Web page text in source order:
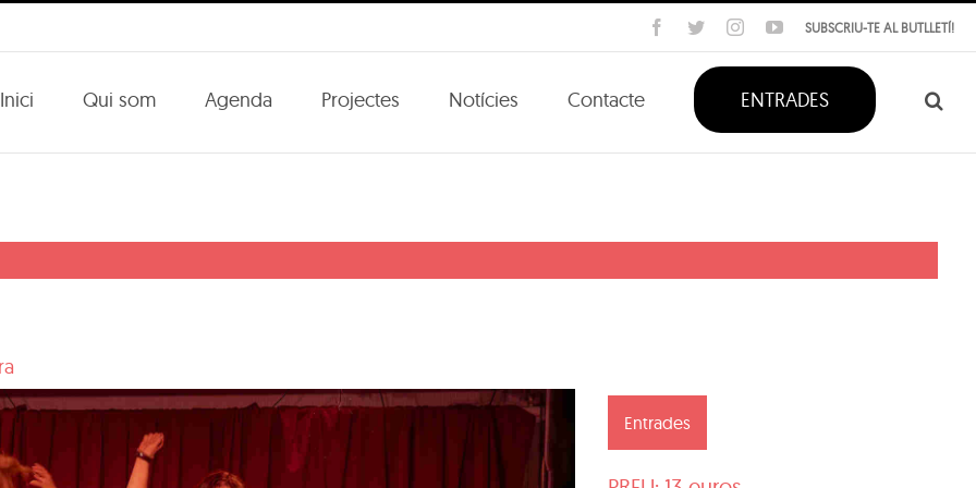
SUBSCRIU-TE AL BUTLLETÍ!
Facebook
TwitterInstagramYouTube
Inici Qui som Agenda Projectes Notícies Contacte ENTRADES
Entrades